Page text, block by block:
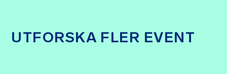
UTFORSKA FLER EVENT